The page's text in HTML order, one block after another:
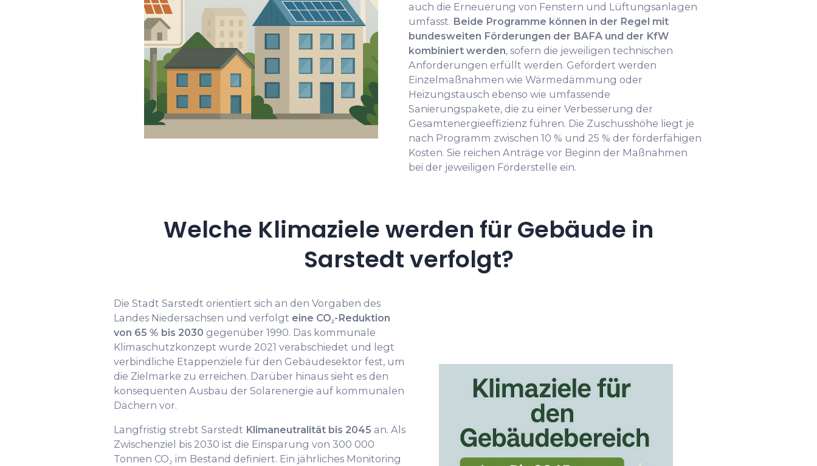
auch die Erneuerung von Fenstern und Lüftungsanlagen
umfasst. Beide Programme können in der Regel mit
bundesweiten Förderungen der BAFA und der KfW
kombiniert werden, sofern die jeweiligen technischen
Anforderungen erfüllt werden. Gefördert werden
Einzelmaßnahmen wie Wärmedämmung oder
Heizungstausch ebenso wie umfassende
Sanierungspakete, die zu einer Verbesserung der
Gesamtenergieeffizienz führen. Die Zuschusshöhe liegt je
nach Programm zwischen 10 % und 25 % der förderfähigen
Kosten. Sie reichen Anträge vor Beginn der Maßnahmen
bei der jeweiligen Förderstelle ein.
Welche Klimaziele werden für Gebäude in
Sarstedt verfolgt?
Die Stadt Sarstedt orientiert sich an den Vorgaben des
Landes Niedersachsen und verfolgt eine CO₂-Reduktion
von 65 % bis 2030 gegenüber 1990. Das kommunale
Klimaschutzkonzept wurde 2021 verabschiedet und legt
verbindliche Etappenziele für den Gebäudesektor fest, um
die Zielmarke zu erreichen. Darüber hinaus sieht es den
konsequenten Ausbau der Solarenergie auf kommunalen
Dächern vor.
Langfristig strebt Sarstedt Klimaneutralität bis 2045 an. Als
Zwischenziel bis 2030 ist die Einsparung von 300 000
Tonnen CO₂ im Bestand definiert. Ein jährliches Monitoring